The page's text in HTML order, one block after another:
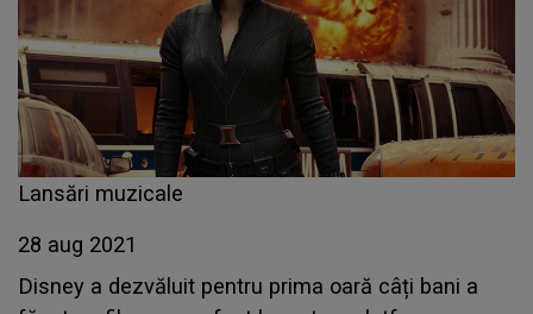
Lansări muzicale
28 aug 2021
Disney a dezvăluit pentru prima oară câți bani a